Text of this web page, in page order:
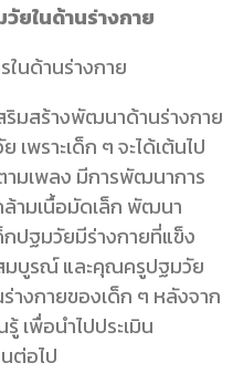
ยในด้านร่างกาย
ริมสร้างพัฒนาด้านร่างกาย
พราะเด็ก ๆ จะได้เต้นไป
ามเพลง มีการพัฒนาการ
ามเนื้อมัดเล็ก พัฒนา
ปฐมวัยมีร่างกายที่แข็ง
มบูรณ์ และคุณครูปฐมวัย
างกายของเด็ก ๆ หลังจาก
เพื่อนำไปประเมิน
ต่อไป